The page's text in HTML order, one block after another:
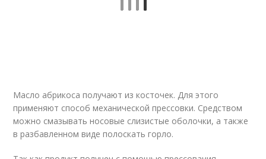
Масло абрикоса получают из косточек. Для этого
применяют способ механической прессовки. Средством
можно смазывать носовые слизистые оболочки, а также
в разбавленном виде полоскать горло.